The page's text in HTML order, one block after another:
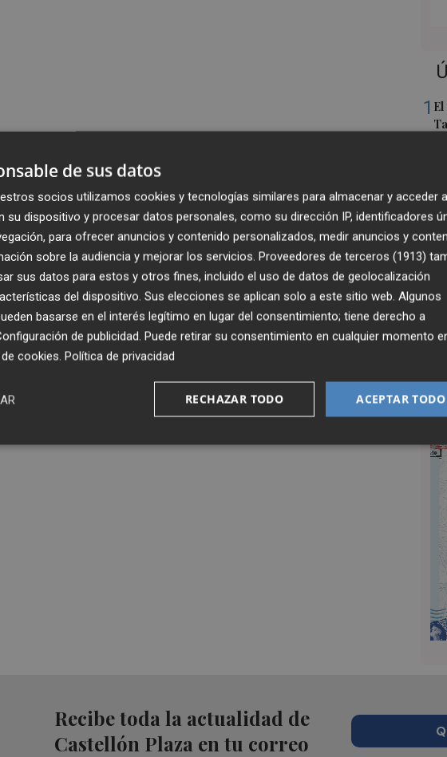
1
3
4
5
Recibe toda la actualidad de
Castellón Plaza en tu correo
de sus datos
socios utilizamos cookies y tecnologías similares para almacenar y acceder a
su dispositivo y procesar datos personales, como su dirección IP, identificadores
para ofrecer anuncios y contenido personalizados, medir anuncios y
sobre la audiencia y mejorar los servicios. Proveedores de terceros (1913)
sus datos para estos y otros fines, incluido el uso de datos de geolocalización
del dispositivo. Sus elecciones se aplican solo a este sitio web. Algunos
basarse en el interés legítimo en lugar del consentimiento; tiene derecho a
de publicidad. Puede retirar su consentimiento en cualquier momento
cookies. Política de privacidad
ACEPTAR TODO
RECHAZAR TODO